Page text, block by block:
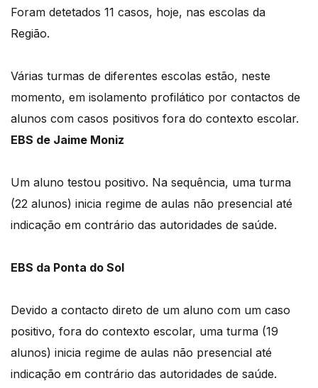
Foram detetados 11 casos, hoje, nas escolas da
Região.
Várias turmas de diferentes escolas estão, neste
momento, em isolamento profilático por contactos de
alunos com casos positivos fora do contexto escolar.
EBS de Jaime Moniz
Um aluno testou positivo. Na sequência, uma turma
(22 alunos) inicia regime de aulas não presencial até
indicação em contrário das autoridades de saúde.
EBS da Ponta do Sol
Devido a contacto direto de um aluno com um caso
positivo, fora do contexto escolar, uma turma (19
alunos) inicia regime de aulas não presencial até
indicação em contrário das autoridades de saúde.